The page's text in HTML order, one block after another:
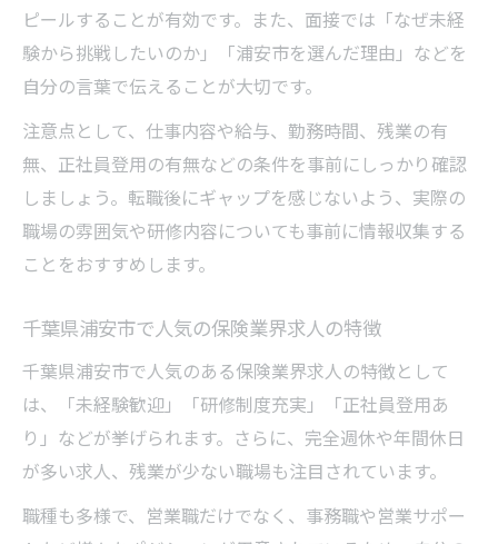
ピールすることが有効です。また、面接では「なぜ未経
験から挑戦したいのか」「浦安市を選んだ理由」などを
自分の言葉で伝えることが大切です。
注意点として、仕事内容や給与、勤務時間、残業の有
無、正社員登用の有無などの条件を事前にしっかり確認
しましょう。転職後にギャップを感じないよう、実際の
職場の雰囲気や研修内容についても事前に情報収集する
ことをおすすめします。
千葉県浦安市で人気の保険業界求人の特徴
千葉県浦安市で人気のある保険業界求人の特徴として
は、「未経験歓迎」「研修制度充実」「正社員登用あ
り」などが挙げられます。さらに、完全週休や年間休日
が多い求人、残業が少ない職場も注目されています。
職種も多様で、営業職だけでなく、事務職や営業サポー